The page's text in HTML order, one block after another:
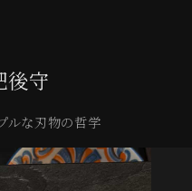
後守
な刃物の哲学